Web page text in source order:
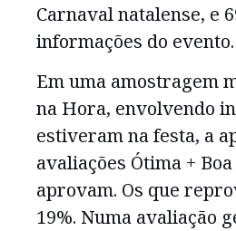
Carnaval natalense, e
informações do evento.
Em uma amostragem
na Hora, envolvendo
estiveram na festa, a
avaliações Ótima +
aprovam. Os que
19%. Numa avaliação